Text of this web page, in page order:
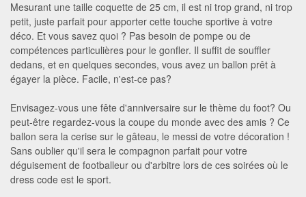
Mesurant une taille coquette de 25 cm, il est ni trop grand, ni trop
petit, juste parfait pour apporter cette touche sportive à votre
déco. Et vous savez quoi ? Pas besoin de pompe ou de
compétences particulières pour le gonfler. Il suffit de souffler
dedans, et en quelques secondes, vous avez un ballon prêt à
égayer la pièce. Facile, n'est-ce pas?
Envisagez-vous une fête d'anniversaire sur le thème du foot? Ou
peut-être regardez-vous la coupe du monde avec des amis ? Ce
ballon sera la cerise sur le gâteau, le messi de votre décoration !
Sans oublier qu'il sera le compagnon parfait pour votre
déguisement de footballeur ou d'arbitre lors de ces soirées où le
dress code est le sport.